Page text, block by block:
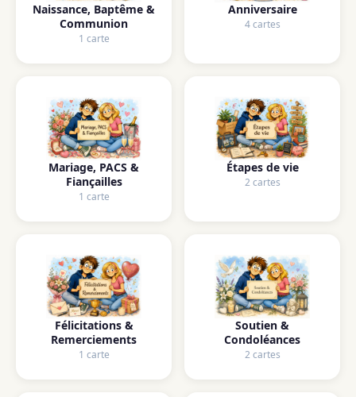
Naissance, Baptême &
Communion
1 carte
Anniversaire
4 cartes
Mariage, PACS &
Fiançailles
1 carte
Étapes de vie
2 cartes
Félicitations &
Remerciements
1 carte
Soutien &
Condoléances
2 cartes